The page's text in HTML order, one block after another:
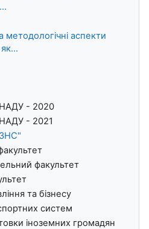
методологічні аспекти
- 2020
- 2021
факультет
та бізнесу
систем
іноземних громадян